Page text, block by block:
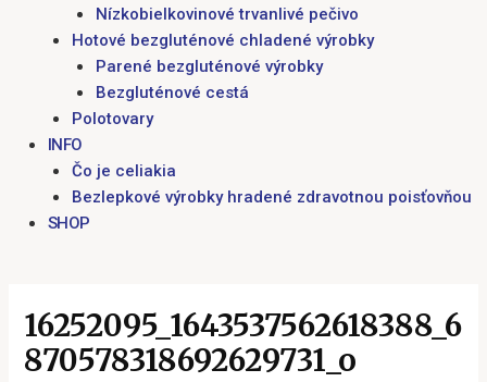
Nízkobielkovinové trvanlivé pečivo
Hotové bezgluténové chladené výrobky
Parené bezgluténové výrobky
Bezgluténové cestá
Polotovary
INFO
Čo je celiakia
Bezlepkové výrobky hradené zdravotnou poisťovňou
SHOP
16252095_1643537562618388_6
870578318692629731_o